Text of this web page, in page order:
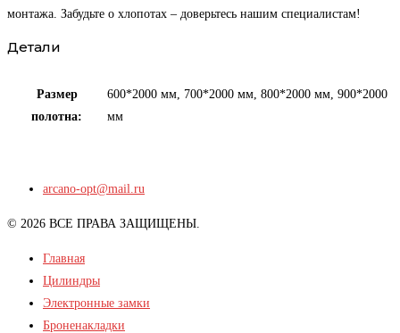
монтажа. Забудьте о хлопотах – доверьтесь нашим специалистам!
Детали
Размер
полотна:
600*2000 мм, 700*2000 мм, 800*2000 мм, 900*2000
мм
arcano-opt@mail.ru
© 2026 ВСЕ ПРАВА ЗАЩИЩЕНЫ.
Главная
Цилиндры
Электронные замки
Броненакладки